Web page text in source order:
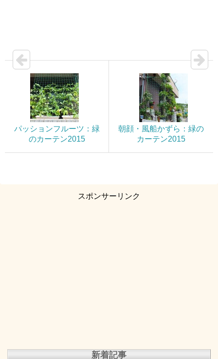
パッションフルーツ：緑
のカーテン2015
朝顔・風船かずら：緑の
カーテン2015
スポンサーリンク
新着記事